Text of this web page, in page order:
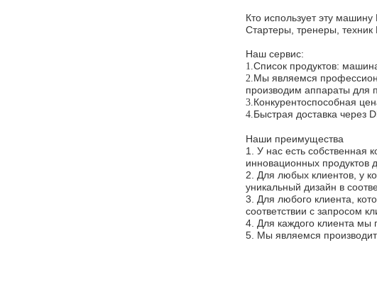
Кто использует эту машину
Стартеры, тренеры, техник
Наш сервис:
1.Список продуктов:
2.Мы являемся
производим аппараты для
3.Конкурентоспособная
4.Быстрая доставка через
Наши преимущества
1. У нас есть собственная
инновационных продуктов
2. Для любых клиентов, у
уникальный дизайн в
3. Для любого клиента,
соответствии с запросом
4. Для каждого клиента мы
5. Мы являемся